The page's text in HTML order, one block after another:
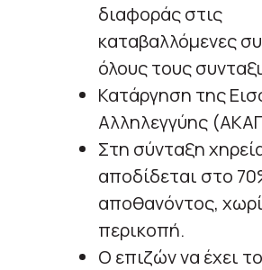
διαφοράς στις
καταβαλλόμενες
όλους τους
Κατάργηση της
Αλληλεγγύης
Στη σύνταξη
αποδίδεται στο
αποθανόντος,
περικοπή.
Ο επιζών να έχει